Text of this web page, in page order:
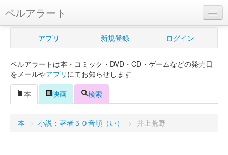
ベルアラート
ベルアラートとは
新規登録
ログイン
アプリ 新規登録 ログイン
ベルアラートは本・コミック・DVD・CD・ゲームなどの発売日
をメールやアプリ にてお知らせします
本
映画 検索
本 > 小説：著者５０音順（い） > 井上荒野